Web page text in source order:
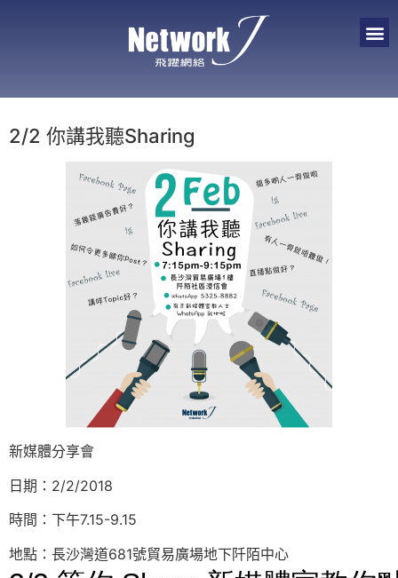
2/2 你講我聽Sharing
新媒體分享會
日期：2/2/2018
時間：下午7.15-9.15
地點：長沙灣道681號貿易廣場地下阡陌中心